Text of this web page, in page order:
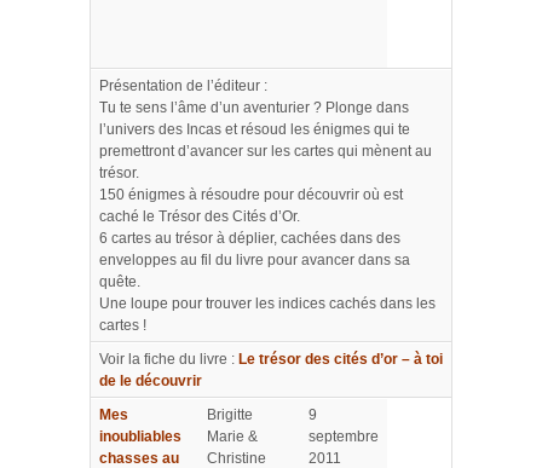
Présentation de l’éditeur :
Tu te sens l’âme d’un aventurier ? Plonge dans
l’univers des Incas et résoud les énigmes qui te
premettront d’avancer sur les cartes qui mènent au
trésor.
150 énigmes à résoudre pour découvrir où est
caché le Trésor des Cités d’Or.
6 cartes au trésor à déplier, cachées dans des
enveloppes au fil du livre pour avancer dans sa
quête.
Une loupe pour trouver les indices cachés dans les
cartes !
Voir la fiche du livre : Le trésor des cités d’or – à toi
de le découvrir
Mes
inoubliables
chasses au
Brigitte
Marie &
Christine
9
septembre
2011